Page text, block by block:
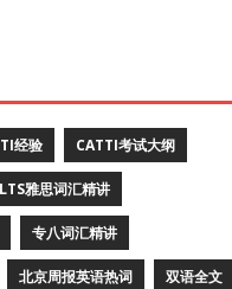
经验 CATTI考试大纲
雅思词汇精讲
专八词汇精讲
北京周报英语热词 双语全文